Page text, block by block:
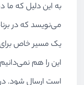
می‌نویسد که در
یک مسیر خاص
این را هم
است ارسال شود. در